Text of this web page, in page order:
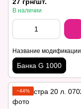
В наличии
Название модификации
Банка G 1000
−44%